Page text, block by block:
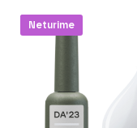
-10%
Neturime